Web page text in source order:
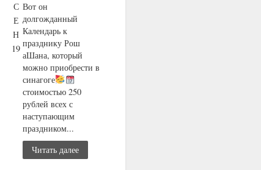
С
Е
Н
19
Вот он
долгожданный
Календарь к
празднику Рош
аШана, который
можно приобрести в
синагоге
стоимостью 250
рублей всех с
наступающим
праздником...
Читать далее